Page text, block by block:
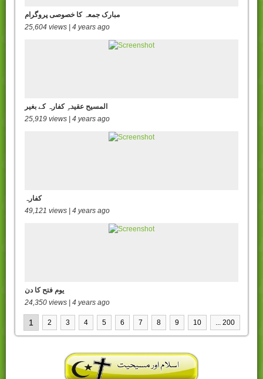
مبارک جمعہ کا خصوصی پروگرام
25,604 views | 4 years ago
المسیح عقیدہِ کفارہ کے بغیر
25,919 views | 4 years ago
کفارہ
49,121 views | 4 years ago
یوم فتح کا دن
24,350 views | 4 years ago
1 2 3 4 5 6 7 8 9 10 ... 200